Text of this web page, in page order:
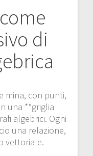
di
mina, con punti,
una **griglia
algebrici. Ogni
una relazione,
vettoriale.